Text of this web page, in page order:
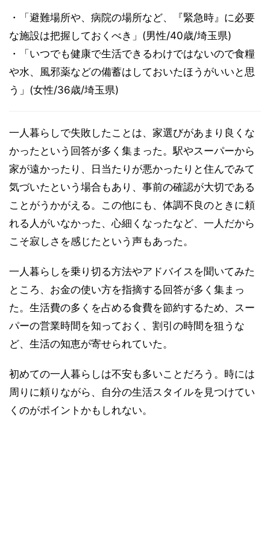
・「避難場所や、病院の場所など、『緊急時』に必要
な施設は把握しておくべき」(男性/40歳/埼玉県)
・「いつでも健康で生活できるわけではないので食糧
や水、風邪薬などの備蓄はしておいたほうがいいと思
う」(女性/36歳/埼玉県)
一人暮らしで失敗したことは、家選びがあまり良くな
かったという回答が多く集まった。駅やスーパーから
家が遠かったり、日当たりが悪かったりと住んでみて
気づいたという場合もあり、事前の確認が大切である
ことがうかがえる。この他にも、体調不良のときに頼
れる人がいなかった、心細くなったなど、一人だから
こそ寂しさを感じたという声もあった。
一人暮らしを乗り切る方法やアドバイスを聞いてみた
ところ、お金の使い方を指摘する回答が多く集まっ
た。生活費の多くを占める食費を節約するため、スー
パーの営業時間を知っておく、割引の時間を狙うな
ど、生活の知恵が寄せられていた。
初めての一人暮らしは不安も多いことだろう。時には
周りに頼りながら、自分の生活スタイルを見つけてい
くのがポイントかもしれない。